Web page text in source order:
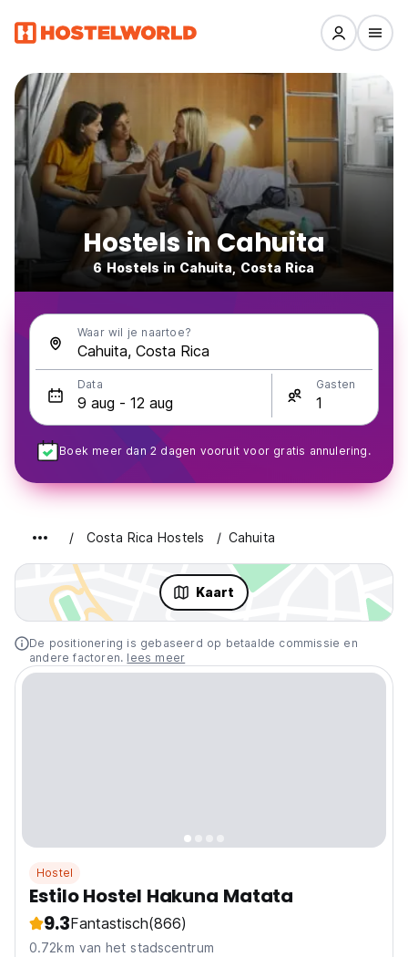
Hostels in Cahuita
6 Hostels in Cahuita, Costa Rica
Waar wil je naartoe?
Data Gasten
Boek meer dan 2 dagen vooruit voor gratis annulering.
Costa Rica Hostels Cahuita
Kaart
De positionering is gebaseerd op betaalde commissie en
andere factoren. lees meer
Hostel
Estilo Hostel Hakuna Matata
9.3Fantastisch(866)
0.72km van het stadscentrum